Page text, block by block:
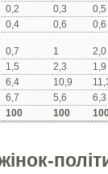
0,2 0,3
0,5
0,4 0,6
0,6
0,7 1
2,0
1,5 2,3
1,9
6,4 10,9
6,7 5,6
6,3
100 100